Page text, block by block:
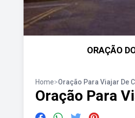
ORAÇÃO
Home>Oração Para Viajar De
Oração Para